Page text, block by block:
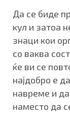
Да се биде
кул и затоа
знаци кои
со ваква
ќе ви се
најдобро е
навреме и
наместо да